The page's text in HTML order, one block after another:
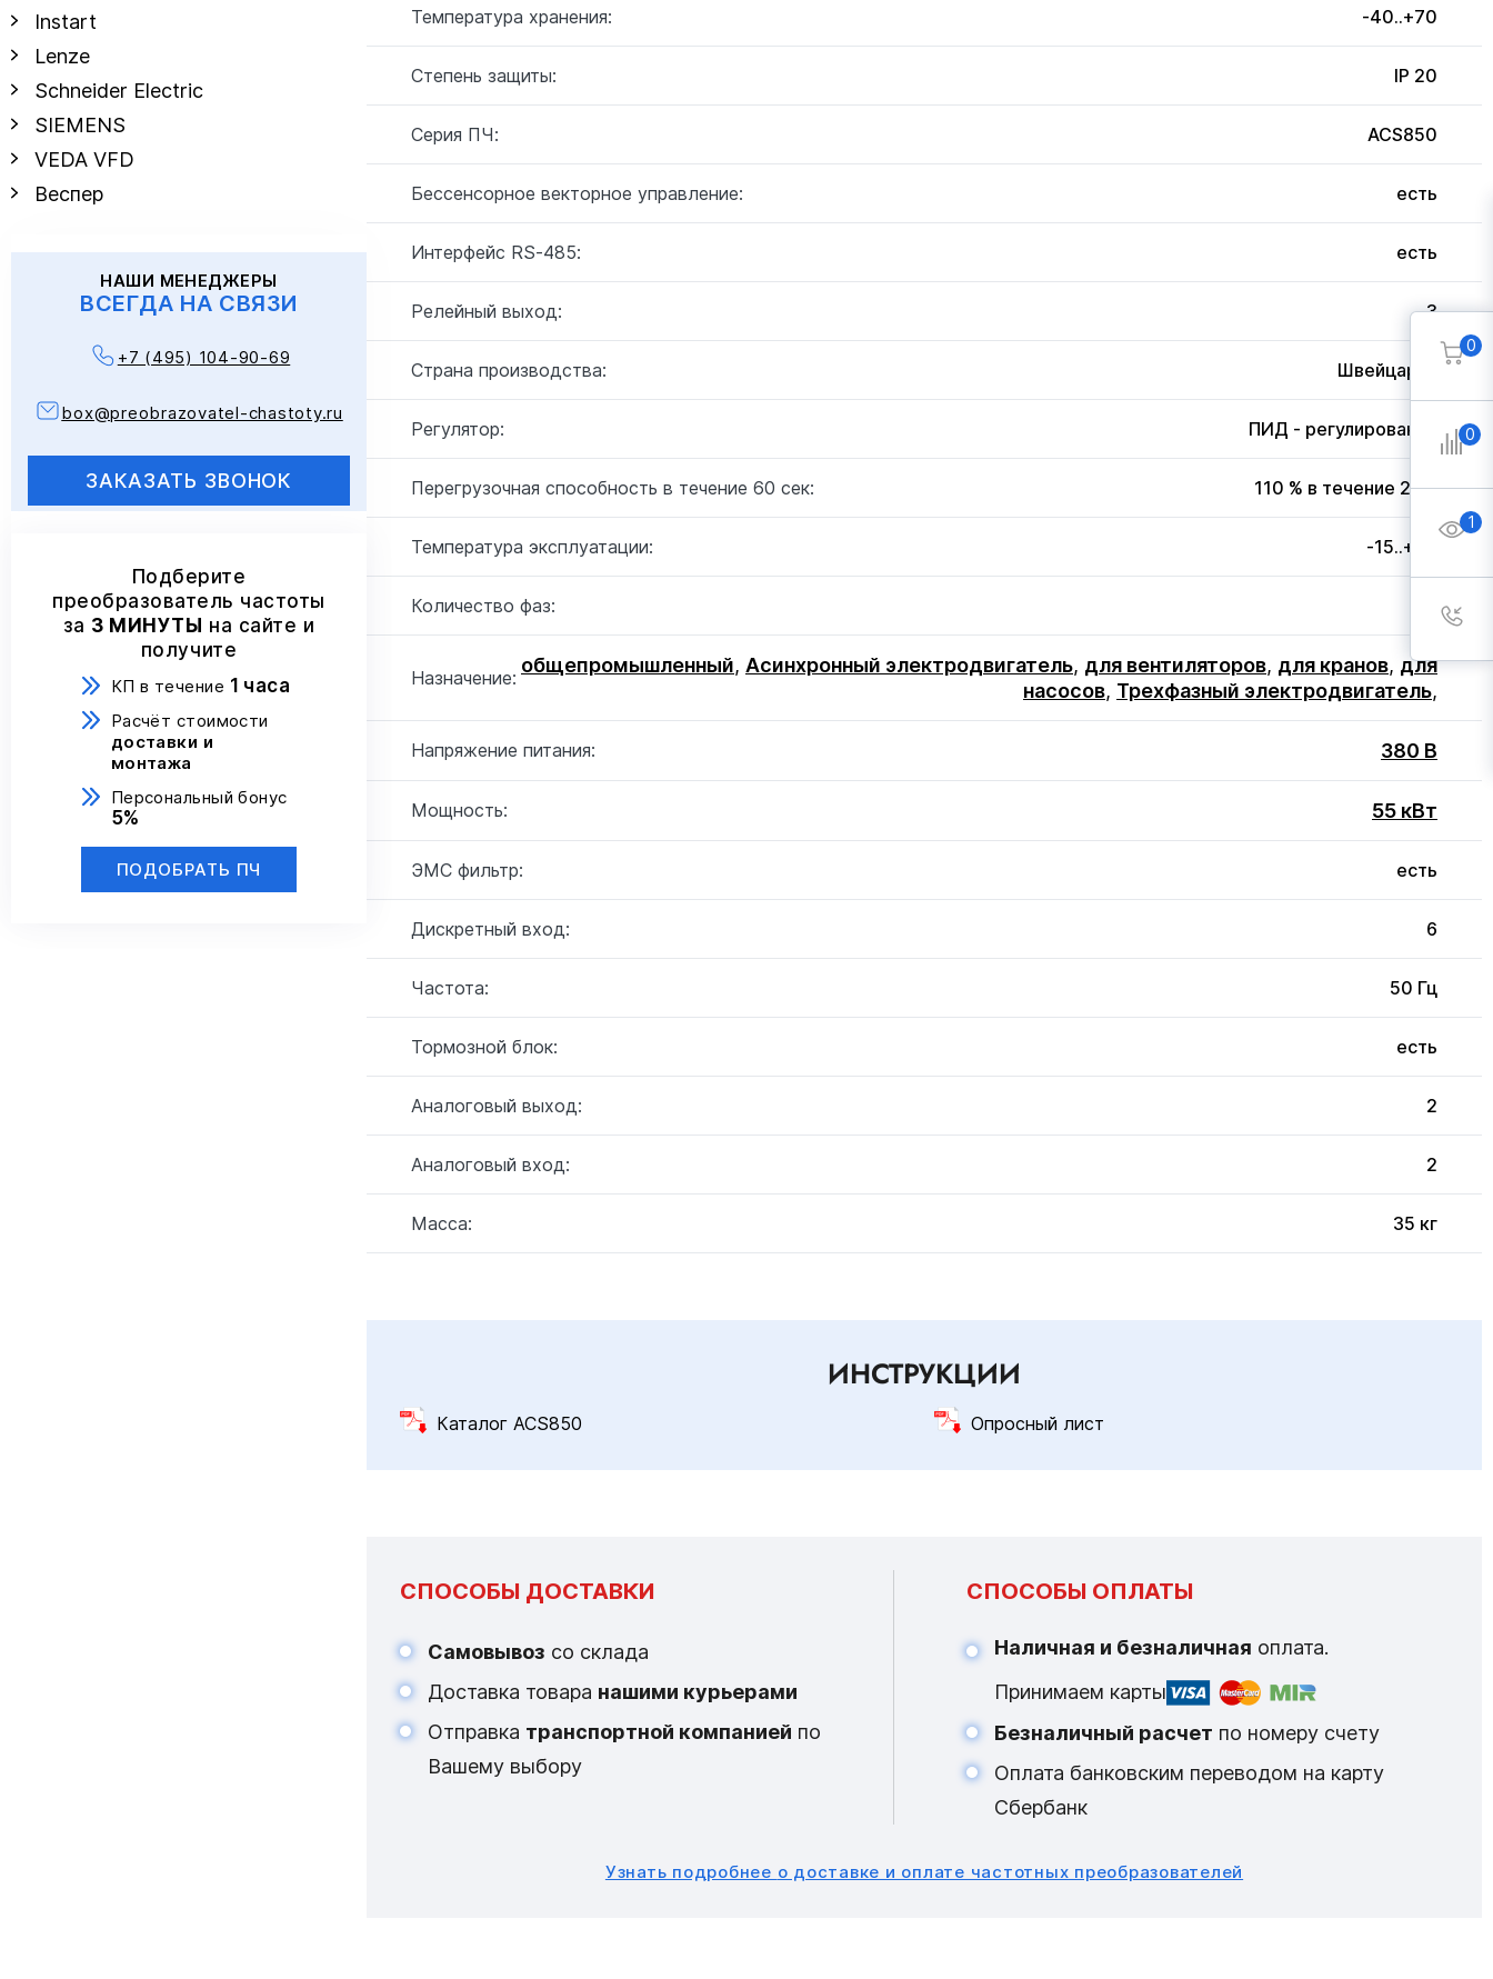
Instart
Lenze
Schneider Electric
SIEMENS
VEDA VFD
Веспер
НАШИ МЕНЕДЖЕРЫ
ВСЕГДА НА СВЯЗИ
+7 (495) 104-90-69
box@preobrazovatel-chastoty.ru
ЗАКАЗАТЬ ЗВОНОК
Подберите
преобразователь частоты
за 3 МИНУТЫ на сайте и
получите
КП в течение 1 часа
Расчёт стоимости
доставки и
монтажа
Персональный бонус
5%
ПОДОБРАТЬ ПЧ
Температура хранения: -40..+70
Степень защиты: IP 20
Серия ПЧ: ACS850
Бессенсорное векторное управление: есть
Интерфейс RS-485: есть
Релейный выход: 3
Страна производства: Швейцария
Регулятор: ПИД - регулирование
Перегрузочная способность в течение 60 сек: 110 % в течение 20 с
Температура эксплуатации: -15..+50
Количество фаз:
Назначение:
общепромышленный, Асинхронный электродвигатель, для вентиляторов, для кранов, для
насосов, Трехфазный электродвигатель,
Напряжение питания: 380 В
Мощность: 55 кВт
ЭМС фильтр: есть
Дискретный вход: 6
Частота: 50 Гц
Тормозной блок: есть
Аналоговый выход: 2
Аналоговый вход: 2
Масса: 35 кг
ИНСТРУКЦИИ
Каталог ACS850 Опросный лист
СПОСОБЫ ДОСТАВКИ
Самовывоз со склада
Доставка товара нашими курьерами
Отправка транспортной компанией по
Вашему выбору
СПОСОБЫ ОПЛАТЫ
Наличная и безналичная оплата.
Принимаем карты
Безналичный расчет по номеру счету
Оплата банковским переводом на карту
Сбербанк
Узнать подробнее о доставке и оплате частотных преобразователей
0
0
1